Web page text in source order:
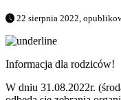
22 sierpnia 2022,
Informacja dla rodziców!
W dniu 31.08.2022r.